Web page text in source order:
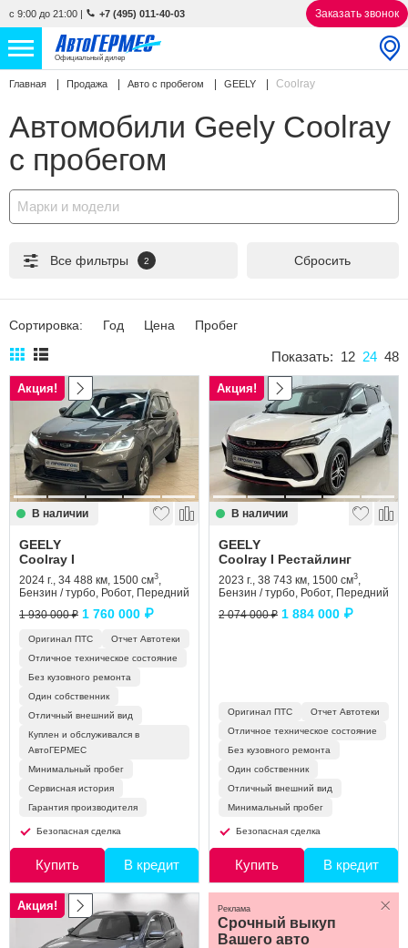
с 9:00 до 21:00 | +7 (495) 011-40-03 Заказать звонок
Официальный дилер
НОВЫЕ АВТОМОБИЛИ 4866 авто
С ПРОБЕГОМ 856 авто
СЕРВИС
УСЛУГИ
АКЦИИ
КОНТАКТЫ
Избранное
Сравнение
Личный кабинет
Главная Продажа Авто с пробегом GEELY Coolray
Автомобили Geely Coolray
с пробегом
Марки и модели
Все фильтры 2 Сбросить
Сортировка: Год Цена Пробег
Показать: 12 24 48
Акция!
В наличии
GEELY
Coolray I
2024 г., 34 488 км, 1500 см3,
Бензин / турбо, Робот, Передний
1 930 000 ₽ 1 760 000 ₽
Оригинал ПТС
Отчет Автотеки
Отличное техническое состояние
Без кузовного ремонта
Один собственник
Отличный внешний вид
Куплен и обслуживался в
АвтоГЕРМЕС
Минимальный пробег
Сервисная история
Гарантия производителя
Безопасная сделка
Купить В кредит
Акция!
В наличии
GEELY
Coolray I Рестайлинг
2023 г., 38 743 км, 1500 см3,
Бензин / турбо, Робот, Передний
2 074 000 ₽ 1 884 000 ₽
Оригинал ПТС
Отчет Автотеки
Отличное техническое состояние
Без кузовного ремонта
Один собственник
Отличный внешний вид
Минимальный пробег
Безопасная сделка
Купить В кредит
Акция!
Срочный выкуп
Вашего авто
Реклама